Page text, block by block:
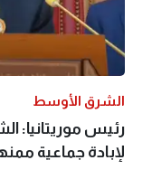
الشرق الأوسط
رئيس موريتانيا:
لإبادة جماعية